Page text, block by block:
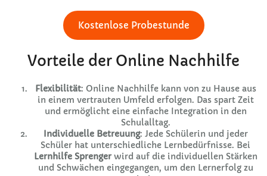
Kostenlose Probestunde
Vorteile der Online Nachhilfe
Flexibilität: Online Nachhilfe kann von zu Hause aus
in einem vertrauten Umfeld erfolgen. Das spart Zeit
und ermöglicht eine einfache Integration in den
Schulalltag.
Individuelle Betreuung: Jede Schülerin und jeder
Schüler hat unterschiedliche Lernbedürfnisse. Bei
Lernhilfe Sprengerwird auf die individuellen Stärken
und Schwächen eingegangen, um den Lernerfolg zu